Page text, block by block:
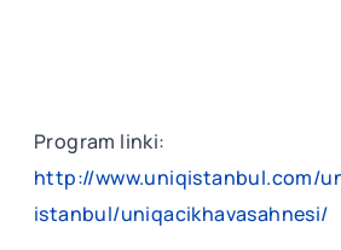
Program linki:
http://www.uniqistanbul.com/
istanbul/uniqacikhavasahnesi/